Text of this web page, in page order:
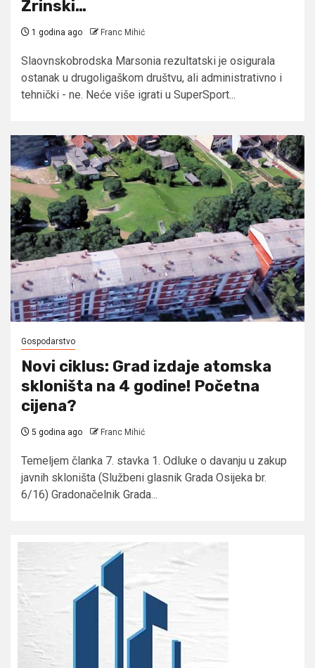
Zrinski…
1 godina ago Franc Mihić
Slaovnskobrodska Marsonia rezultatski je osigurala
ostanak u drugoligaškom društvu, ali administrativno i
tehnički - ne. Neće više igrati u SuperSport...
Gospodarstvo
Novi ciklus: Grad izdaje atomska
skloništa na 4 godine! Početna
cijena?
5 godina ago Franc Mihić
Temeljem članka 7. stavka 1. Odluke o davanju u zakup
javnih skloništa (Službeni glasnik Grada Osijeka br.
6/16) Gradonačelnik Grada...